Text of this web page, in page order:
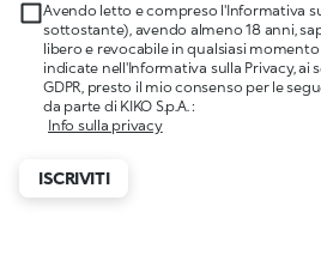
Avendo letto e compreso l'Informativa
sottostante), avendo almeno 18 anni,
libero e revocabile in qualsiasi
indicate nell'Informativa sulla Privacy, ai
GDPR, presto il mio consenso per le
da parte di KIKO S.p.A. :
Info sulla privacy
ISCRIVITI